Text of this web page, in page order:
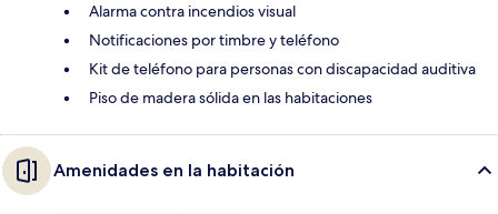
Alarma contra incendios visual
Notificaciones por timbre y teléfono
Kit de teléfono para personas con discapacidad auditiva
Piso de madera sólida en las habitaciones
Amenidades en la habitación